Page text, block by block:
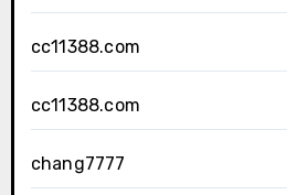
cc11388.com
cc11388.com
chang7777